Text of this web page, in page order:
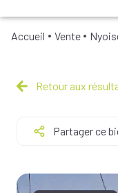
VENDRE
BIENS
NOS
Accueil Vente
Retour aux
Partager ce